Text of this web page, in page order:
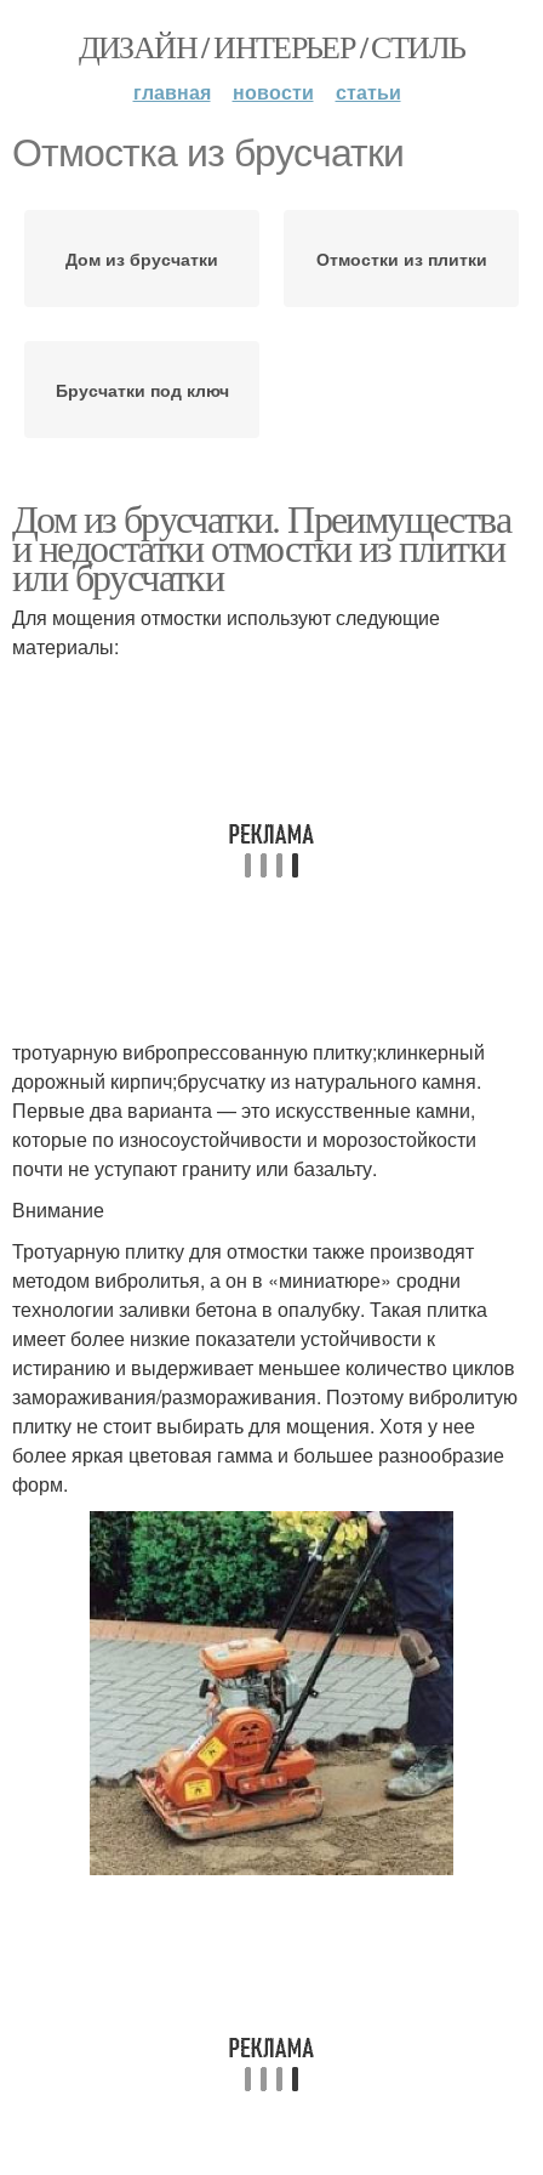
ДИЗАЙН / ИНТЕРЬЕР / СТИЛЬ
главная новости статьи
Отмостка из брусчатки
Дом из брусчатки Отмостки из плитки
Брусчатки под ключ
Дом из брусчатки. Преимущества
и недостатки отмостки из плитки
или брусчатки
Для мощения отмостки используют следующие
материалы:
тротуарную вибропрессованную плитку;клинкерный
дорожный кирпич;брусчатку из натурального камня.
Первые два варианта — это искусственные камни,
которые по износоустойчивости и морозостойкости
почти не уступают граниту или базальту.
Внимание
Тротуарную плитку для отмостки также производят
методом вибролитья, а он в «миниатюре» сродни
технологии заливки бетона в опалубку. Такая плитка
имеет более низкие показатели устойчивости к
истиранию и выдерживает меньшее количество циклов
замораживания/размораживания. Поэтому вибролитую
плитку не стоит выбирать для мощения. Хотя у нее
более яркая цветовая гамма и большее разнообразие
форм.